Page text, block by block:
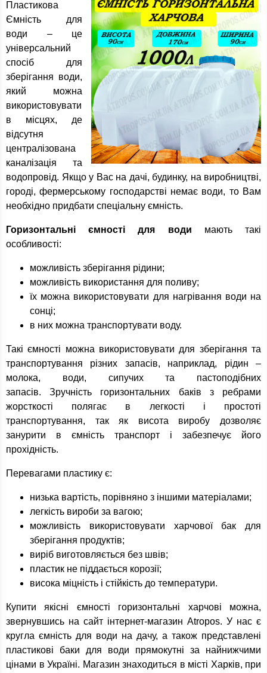
Пластикова
Ємність для
води – це
універсальний
спосіб для
зберігання води,
який можна
використовувати
в місцях, де
відсутня
централізована
каналізація та
водопровід. Якщо у Вас на дачі, будинку, на виробництві,
городі, фермерському господарстві немає води, то Вам
необхідно придбати спеціальну ємність.
Горизонтальні ємності для води мають такі
особливості:
можливість зберігання рідини;
можливість використання для поливу;
їх можна використовувати для нагрівання води на
сонці;
в них можна транспортувати воду.
Такі ємності можна використовувати для зберігання та
транспортування різних запасів, наприклад, рідин –
молока, води, сипучих та пастоподібних
запасів. Зручність горизонтальних баків з ребрами
жорсткості полягає в легкості і простоті
транспортування, так як висота виробу дозволяє
занурити в ємність транспорт і забезпечує його
прохідність.
Перевагами пластику є:
низька вартість, порівняно з іншими матеріалами;
легкість вироби за вагою;
можливість використовувати харчової бак для
зберігання продуктів;
виріб виготовляється без швів;
пластик не піддається корозії;
висока міцність і стійкість до температури.
Купити якісні ємності горизонтальні харчові можна,
звернувшись на сайт інтернет-магазин Atropos. У нас є
кругла ємність для води на дачу, а також представлені
пластикові баки для води прямокутні за найнижчими
цінами в Україні. Магазин знаходиться в місті Харків, при